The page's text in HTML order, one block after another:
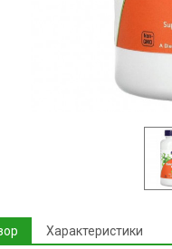
Характеристики